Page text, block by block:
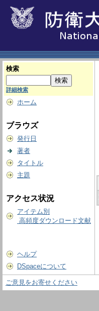
検索
詳細検索
ホーム
ブラウズ
発行日
著者
タイトル
主題
アクセス状況
アイテム別
高頻度ダウンロード文献
ヘルプ
DSpaceについて
ご意見をお寄せください